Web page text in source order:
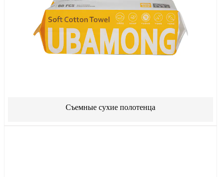
Съемные сухие полотенца